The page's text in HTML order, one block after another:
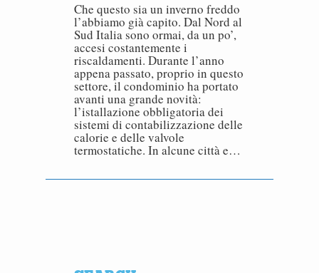
Che questo sia un inverno freddo
l’abbiamo già capito. Dal Nord al
Sud Italia sono ormai, da un po’,
accesi costantemente i
riscaldamenti. Durante l’anno
appena passato, proprio in questo
settore, il condominio ha portato
avanti una grande novità:
l’istallazione obbligatoria dei
sistemi di contabilizzazione delle
calorie e delle valvole
termostatiche. In alcune città e…